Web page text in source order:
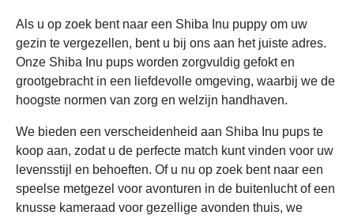
Als u op zoek bent naar een Shiba Inu puppy om uw
gezin te vergezellen, bent u bij ons aan het juiste adres.
Onze Shiba Inu pups worden zorgvuldig gefokt en
grootgebracht in een liefdevolle omgeving, waarbij we de
hoogste normen van zorg en welzijn handhaven.
We bieden een verscheidenheid aan Shiba Inu pups te
koop aan, zodat u de perfecte match kunt vinden voor uw
levensstijl en behoeften. Of u nu op zoek bent naar een
speelse metgezel voor avonturen in de buitenlucht of een
knusse kameraad voor gezellige avonden thuis, we